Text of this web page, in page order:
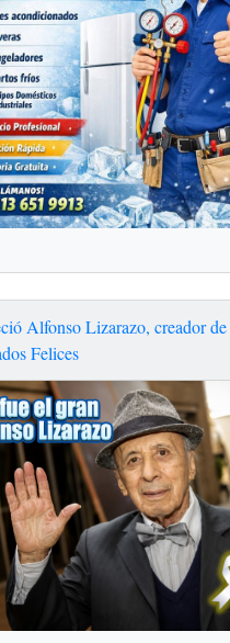
Alfonso Lizarazo, creador de
Felices